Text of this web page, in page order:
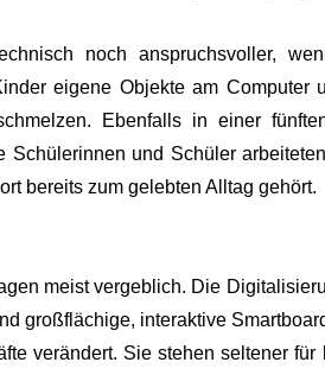
noch anspruchsvoller,
eigene Objekte am
Ebenfalls in einer
Schülerinnen und Schüler
bereits zum gelebten Alltag gehört.
meist vergeblich. Die
großflächige, interaktive
verändert. Sie stehen seltener